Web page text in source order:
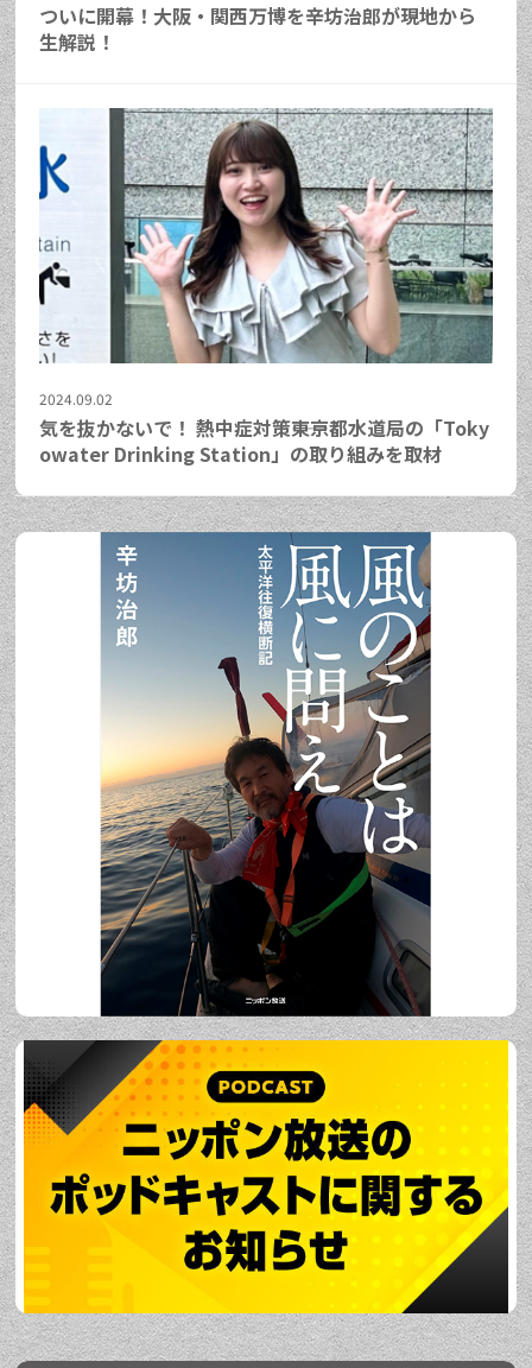
ついに開幕！大阪・関西万博を辛坊治郎が現地から
生解説！
2024.09.02
気を抜かないで！ 熱中症対策――東京都水道局の「Toky
owater Drinking Station」の取り組みを取材